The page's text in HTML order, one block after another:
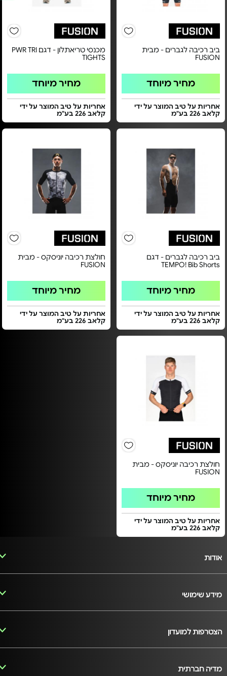
ביב רכיבה לגברים - מבית
FUSION
מחיר מיוחד
אחריות על טיב המוצר על ידי
קלאב 226 בע"מ
מכנסי טריאתלון - דגם PWR TRI
TIGHTS
מחיר מיוחד
אחריות על טיב המוצר על ידי
קלאב 226 בע"מ
ביב רכיבה לגברים - דגם
TEMPO! Bib Shorts
מחיר מיוחד
אחריות על טיב המוצר על ידי
קלאב 226 בע"מ
חולצת רכיבה יוניסקס - מבית
FUSION
מחיר מיוחד
אחריות על טיב המוצר על ידי
קלאב 226 בע"מ
חולצת רכיבה יוניסקס - מבית
FUSION
מחיר מיוחד
אחריות על טיב המוצר על ידי
קלאב 226 בע"מ
אודות
מידע שימושי
הצטרפות למועדון
מדיה חברתית